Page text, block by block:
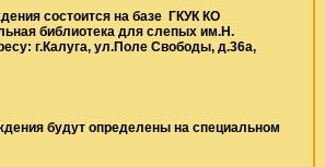
состоится на базе ГКУК КО
библиотека для слепых им.Н.
г.Калуга, ул.Поле Свободы, д.36а,
будут определены на специальном